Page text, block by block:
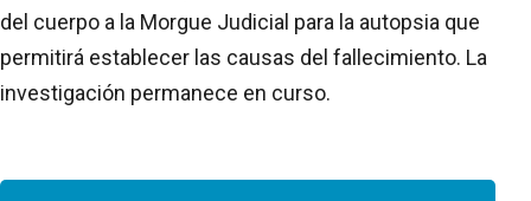
del cuerpo a la Morgue Judicial para la autopsia que
permitirá establecer las causas del fallecimiento. La
investigación permanece en curso.